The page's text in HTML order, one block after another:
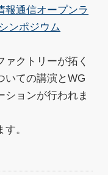
報通信オープンラ
ンポジウム
クトリーが拓く
いての講演とWG
ションが行われま
。